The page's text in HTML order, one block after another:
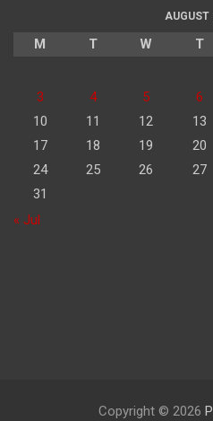
AUGUST
M T W T
3
4 5 6
10
11 12 13
17
18 19 20
24
25 26 27
31
« Jul
Copyright © 2026